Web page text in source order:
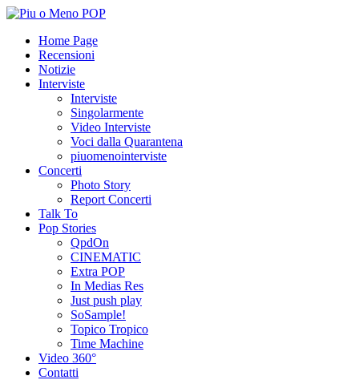
Home Page
Recensioni
Notizie
Interviste
Interviste
Singolarmente
Video Interviste
Voci dalla Quarantena
piuomenointerviste
Concerti
Photo Story
Report Concerti
Talk To
Pop Stories
QpdOn
CINEMATIC
Extra POP
In Medias Res
Just push play
SoSample!
Topico Tropico
Time Machine
Video 360°
Contatti